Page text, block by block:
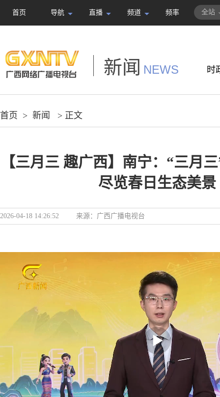
首页 导航 直播 频道 频率 全站
新闻 NEWS 时
首页 > 新闻 > 正文
【三月三 趣广西】南宁：“三月
尽览春日生态美景
2026-04-18 14:26:52 来源： 广西广播电视台